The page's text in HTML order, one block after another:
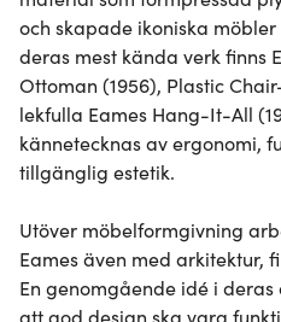
och skapade ikoniska
deras mest kända verk finns
Ottoman (1956), Plastic
lekfulla Eames Hang-It-All
kännetecknas av ergonomi,
tillgänglig estetik.
Utöver möbelformgivning
Eames även med arkitektur,
En genomgående idé i
att god design ska vara